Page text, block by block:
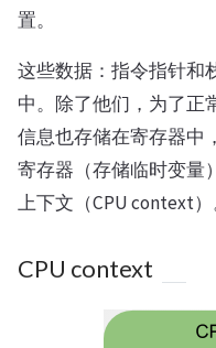
置。
这些数据：指令指针和
中。除了他们，为了正
信息也存储在寄存器中
寄存器（存储临时变量
上下文（CPU context）
CPU context